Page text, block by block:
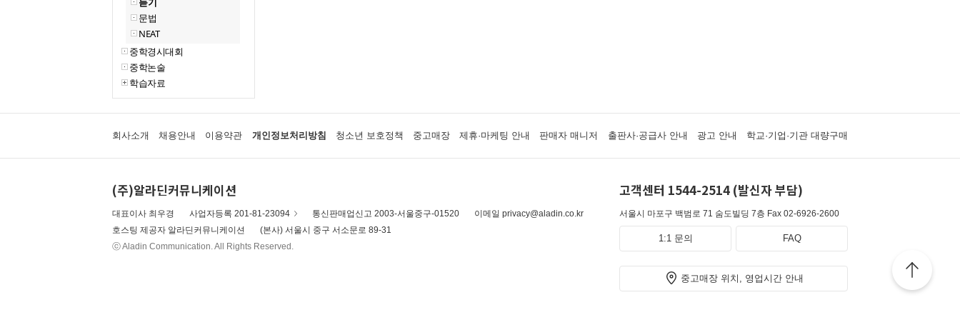
문법
NEAT
중학경시대회
중학논술
학습자료
회사소개 채용안내 이용약관 개인정보처리방침 청소년 보호정책 중고매장 제휴·마케팅 안내 판매자 매니저 출판사·공급사 안내 광고 안내 학교·기업·기관 대량구매
(주)알라딘커뮤니케이션
대표이사 최우경 사업자등록 201-81-23094 통신판매업신고 2003-서울중구-01520
이메일 privacy@aladin.co.kr
호스팅 제공자 알라딘커뮤니케이션
(본사) 서울시 중구 서소문로 89-31
ⓒ Aladin Communication. All Rights Reserved.
고객센터 1544-2514 (발신자 부담)
서울시 마포구 백범로 71 숨도빌딩 7층 Fax 02-6926-2600
1:1 문의 FAQ
중고매장 위치, 영업시간 안내